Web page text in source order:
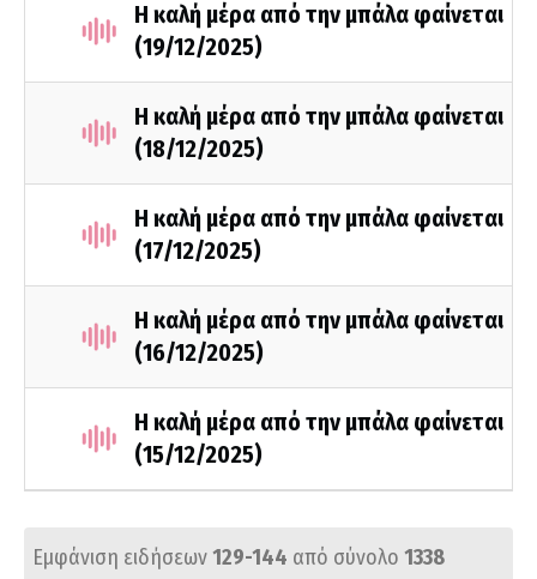
Η καλή μέρα από την μπάλα φαίνεται
(19/12/2025)
Η καλή μέρα από την μπάλα φαίνεται
(18/12/2025)
Η καλή μέρα από την μπάλα φαίνεται
(17/12/2025)
Η καλή μέρα από την μπάλα φαίνεται
(16/12/2025)
Η καλή μέρα από την μπάλα φαίνεται
(15/12/2025)
Εμφάνιση ειδήσεων129-144 από σύνολο 1338